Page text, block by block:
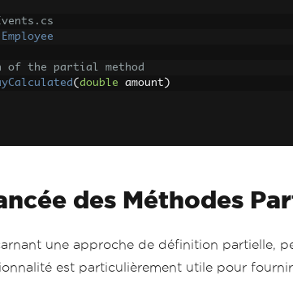
Employee
of the partial method
( double amount )
des Méthodes
une approche de définition partielle,
est particulièrement utile pour